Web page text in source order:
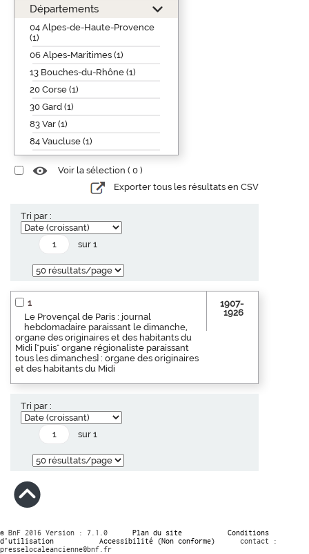
Départements
04 Alpes-de-Haute-Provence
(1)
06 Alpes-Maritimes (1)
13 Bouches-du-Rhône (1)
20 Corse (1)
30 Gard (1)
83 Var (1)
84 Vaucluse (1)
Voir la sélection ( 0 )
Exporter tous les résultats en CSV
Tri par :
sur 1
1
Le Provençal de Paris : journal
hebdomadaire paraissant le dimanche,
organe des originaires et des habitants du
Midi ["puis" organe régionaliste paraissant
tous les dimanches] : organe des originaires
et des habitants du Midi
1907-
1926
Tri par :
sur 1
© BnF 2016 Version : 7.1.0 Plan du site
Conditions
d’utilisation
Accessibilité (Non conforme)
contact :
presselocaleancienne@bnf.fr